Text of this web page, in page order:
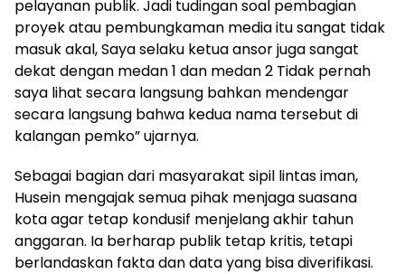
pelayanan publik. Jadi tudingan soal pembagian
proyek atau pembungkaman media itu sangat tidak
masuk akal, Saya selaku ketua ansor juga sangat
dekat dengan medan 1 dan medan 2 Tidak pernah
saya lihat secara langsung bahkan mendengar
secara langsung bahwa kedua nama tersebut di
kalangan pemko” ujarnya.
Sebagai bagian dari masyarakat sipil lintas iman,
Husein mengajak semua pihak menjaga suasana
kota agar tetap kondusif menjelang akhir tahun
anggaran. Ia berharap publik tetap kritis, tetapi
berlandaskan fakta dan data yang bisa diverifikasi.